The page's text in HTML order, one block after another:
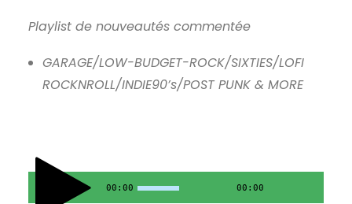
Playlist de nouveautés commentée
GARAGE/LOW-BUDGET-ROCK/SIXTIES/LOFI
ROCKNROLL/INDIE90’s/POST PUNK & MORE
00:00 00:00